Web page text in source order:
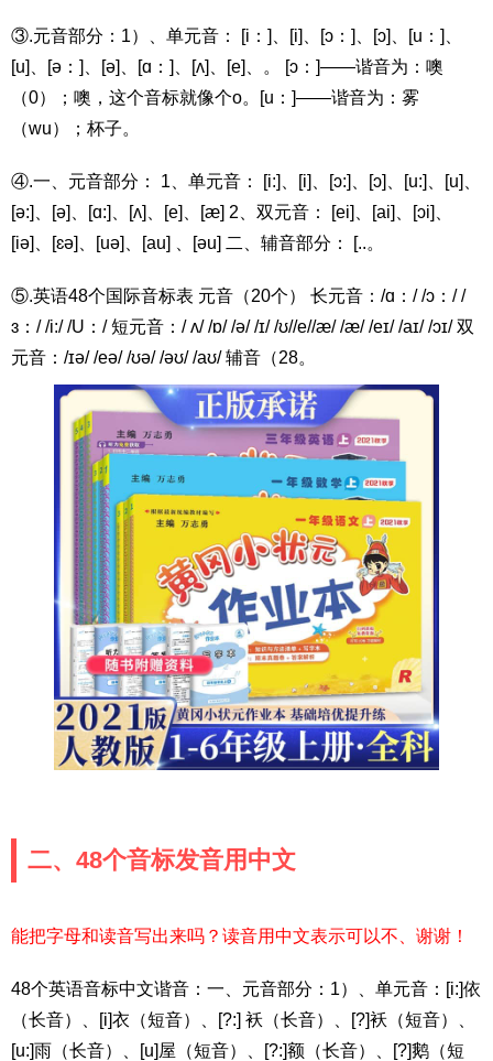
③.元音部分：1）、单元音： [i：]、[i]、[ɔ：]、[ɔ]、[u：]、
[u]、[ə：]、[ə]、[ɑ：]、[ʌ]、[e]、。 [ɔ：]——谐音为：噢
（0）；噢，这个音标就像个o。[u：]——谐音为：雾
（wu）；杯子。
④.一、元音部分： 1、单元音： [i:]、[i]、[ɔ:]、[ɔ]、[u:]、[u]、
[ə:]、[ə]、[ɑ:]、[ʌ]、[e]、[æ] 2、双元音： [ei]、[ai]、[ɔi]、
[iə]、[ɛə]、[uə]、[au] 、[əu] 二、辅音部分： [..。
⑤.英语48个国际音标表 元音（20个） 长元音：/ɑ：/ /ɔ：/ /
ɜ：/ /i:/ /U：/ 短元音：/ ʌ/ /ɒ/ /ə/ /ɪ/ /ʊ//e//æ/ /æ/ /eɪ/ /aɪ/ /ɔɪ/ 双
元音：/ɪə/ /eə/ /ʊə/ /əʊ/ /aʊ/ 辅音（28。
二、48个音标发音用中文
能把字母和读音写出来吗？读音用中文表示可以不、谢谢！
48个英语音标中文谐音：一、元音部分：1）、单元音：[i:]依
（长音）、[i]衣（短音）、[?:] 袄（长音）、[?]袄（短音）、
[u:]雨（长音）、[u]屋（短音）、[?:]额（长音）、[?]鹅（短